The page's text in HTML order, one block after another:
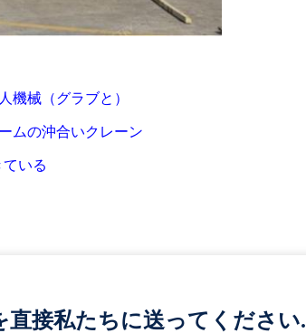
機械（グラブと）
ムの沖合いクレーン
いる
直接私たちに送ってください.